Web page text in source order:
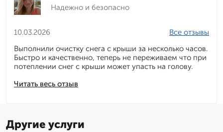
Надежно и безопасно
10.03.2026
Читать весь отзыв
Все отзывы
Выполнили очистку снега с крыши за несколько часов.
Быстро и качественно, теперь не переживаем что при
потеплении снег с крыши может упасть на голову.
Другие услуги